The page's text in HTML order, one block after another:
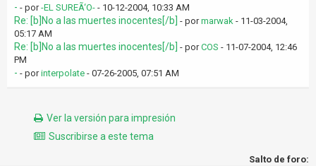
- - por-EL SUREÃ‘O- - 10-12-2004, 10:33 AM
Re: [b]No a las muertes inocentes[/b] - pormarwak - 11-03-2004,
05:17 AM
Re: [b]No a las muertes inocentes[/b] - porCOS - 11-07-2004, 12:46
PM
- - porinterpolate - 07-26-2005, 07:51 AM
Ver la versión para impresión
Suscribirse a este tema
Salto de foro: